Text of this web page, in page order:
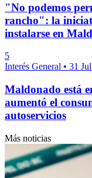
"No podemos
rancho": la
instalarse en
5
Interés General • 31
Maldonado está
aumentó el
autoservicios
Más noticias